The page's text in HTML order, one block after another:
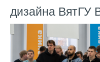
дизайна ВятГУ